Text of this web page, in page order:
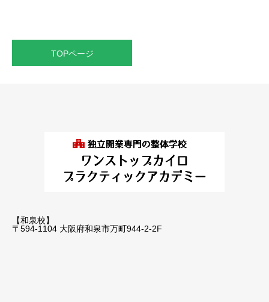
TOPページ
【和泉校】
〒594-1104 大阪府和泉市万町944-2-2F